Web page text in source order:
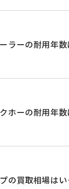
ーラーの耐用年
ホーの耐用年
の買取相場は